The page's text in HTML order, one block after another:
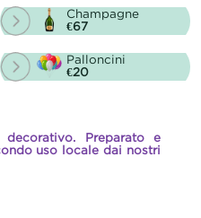
Champagne
€67
Palloncini
€20
Preparato e
uso locale dai nostri